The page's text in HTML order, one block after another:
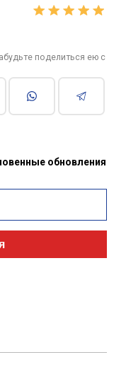
поделиться ею с
обновления